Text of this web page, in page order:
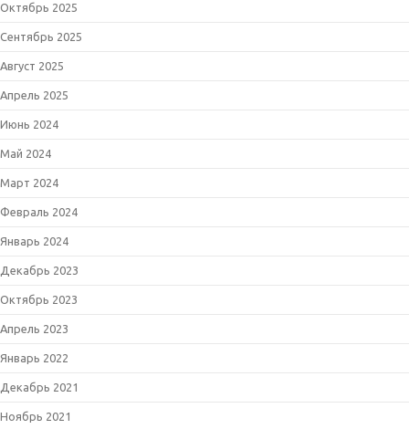
Октябрь 2025
Сентябрь 2025
Август 2025
Апрель 2025
Июнь 2024
Май 2024
Март 2024
Февраль 2024
Январь 2024
Декабрь 2023
Октябрь 2023
Апрель 2023
Январь 2022
Декабрь 2021
Ноябрь 2021